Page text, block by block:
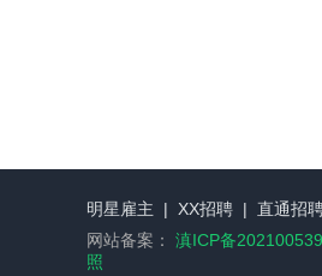
明星雇主 | XX招聘 | 直通招
网站备案： 滇ICP备
照